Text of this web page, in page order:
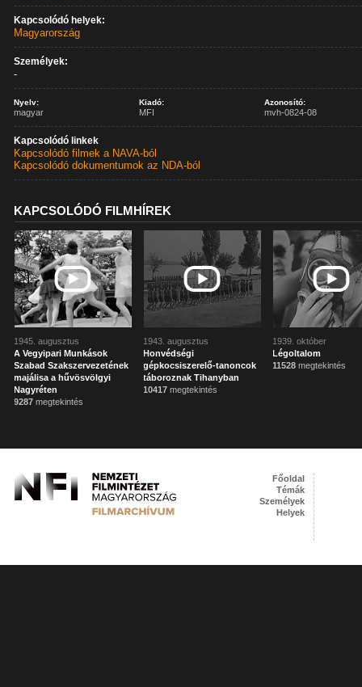
Kapcsolódó helyek:
Magyarország
Személyek:
-
Nyelv:
magyar
Kiadó:
MFI
Azonosító:
mvh-0824-08
Kapcsolódó linkek
Kapcsolódó filmek a NAVA-ból
Kapcsolódó dokumentumok az NDA-ból
KAPCSOLÓDÓ FILMHÍREK
1945. augusztus
A Vegyipari Munkások
Szabad Szakszervezetének
majálisa a hűvösvölgyi
Nagyréten
9287 megtekintés
1943. augusztus
Honvédségi
gépkocsiszerelő-tanoncok
táboroznak Tihanyban
10417 megtekintés
1939. október
Légoltalom
11528 megtekintés
Főoldal
Témák
Személyek
Helyek